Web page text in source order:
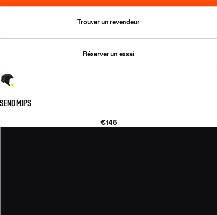
Trouver un revendeur
Réserver un essai
SEND MIPS
€145